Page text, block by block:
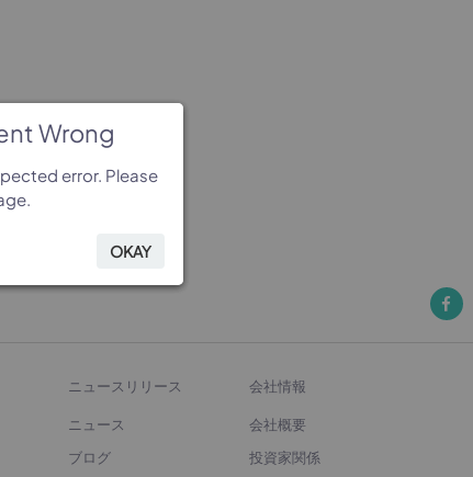
ニュースリリース
ニュース
ブログ
会社情報
会社概要
投資家関係
Wrong
error. Please
OKAY
Wrong
error. Please
OKAY
Wrong
error. Please
OKAY
Wrong
error. Please
OKAY